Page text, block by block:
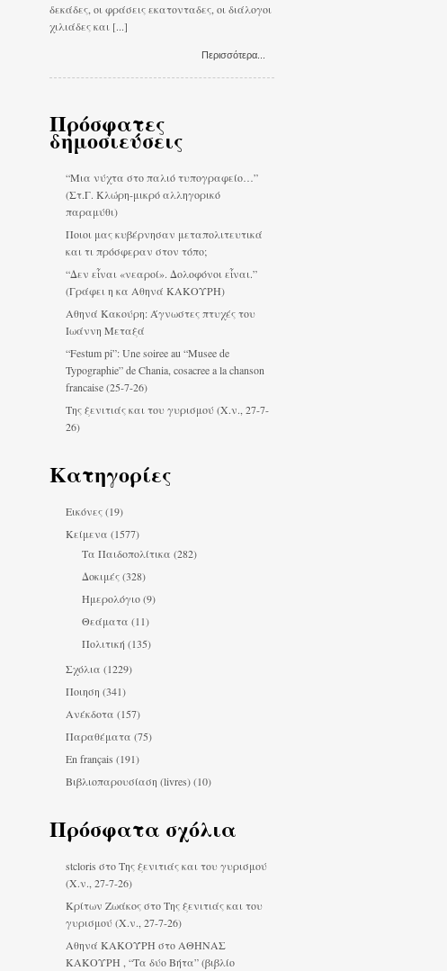
δεκάδες, οι φράσεις εκατονταδες, οι διάλογοι
χιλιάδες και [...]
Περισσότερα...
Πρόσφατες
δημοσιεύσεις
“Μια νύχτα στο παλιό τυπογραφείο…”
(Στ.Γ. Κλώρη-μικρό αλληγορικό
παραμύθι)
Ποιοι μας κυβέρνησαν μεταπολιτευτικά
και τι πρόσφεραν στον τόπο;
“Δεν εἶναι «νεαροί». Δολοφόνοι εἶναι.”
(Γράφει η κα Αθηνά ΚΑΚΟΥΡΗ)
Αθηνά Κακούρη: Άγνωστες πτυχές του
Ιωάννη Μεταξά
“Festum pi”: Une soiree au “Musee de
Typographie” de Chania, cosacree a la chanson
francaise (25-7-26)
Της ξενιτιάς και του γυρισμού (Χ.ν., 27-7-
26)
Κατηγορίες
Εικόνες(19)
Κείμενα (1577)
Τα Παιδοπολίτικα (282)
Δοκιμές(328)
Ημερολόγιο(9)
Θεάματα (11)
Πολιτική (135)
Σχόλια (1229)
Ποιηση (341)
Ανέκδοτα (157)
Παραθέματα (75)
En français (191)
Βιβλιοπαρουσίαση (livres)(10)
Πρόσφατα σχόλια
stcloris στοΤης ξενιτιάς και του γυρισμού
(Χ.ν., 27-7-26)
Κρίτων Ζωάκος στοΤης ξενιτιάς και του
γυρισμού (Χ.ν., 27-7-26)
Αθηνά ΚΑΚΟΎΡΗστο ΑΘΗΝΑΣ
ΚΑΚΟΥΡΗ , “Τα δύο Βήτα” (βιβλίο